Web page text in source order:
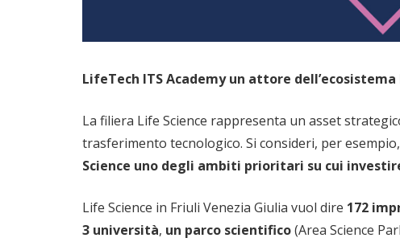
LifeTech ITS Academy un attore dell’ecosistema
La filiera Life Science rappresenta un asset
trasferimento tecnologico. Si consideri, per
Science uno degli ambiti prioritari su cui
Life Science in Friuli Venezia Giulia vuol dire 172
3 università, un parco scientifico(Area Science